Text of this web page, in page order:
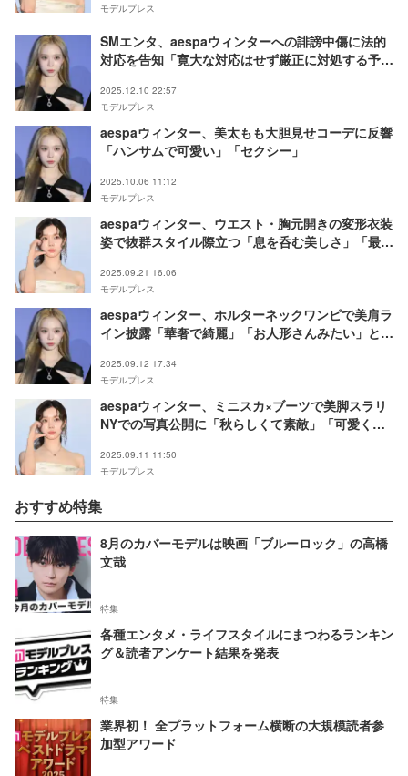
モデルプレス
SMエンタ、aespaウィンターへの誹謗中傷に法的
対応を告知「寛大な対応はせず厳正に対処する予
2025.12.10 22:57
モデルプレス
aespaウィンター、美太もも大胆見せコーデに反響
「ハンサムで可愛い」「セクシー」
2025.10.06 11:12
モデルプレス
aespaウィンター、ウエスト・胸元開きの変形衣装
姿で抜群スタイル際立つ「息を呑む美しさ」「最強
2025.09.21 16:06
モデルプレス
aespaウィンター、ホルターネックワンピで美肩ラ
イン披露「華奢で綺麗」「お人形さんみたい」と絶
2025.09.12 17:34
モデルプレス
aespaウィンター、ミニスカ×ブーツで美脚スラリ
NYでの写真公開に「秋らしくて素敵」「可愛くて
2025.09.11 11:50
モデルプレス
おすすめ特集
8月のカバーモデルは映画「ブルーロック」の高橋
文哉
特集
各種エンタメ・ライフスタイルにまつわるランキン
グ＆読者アンケート結果を発表
特集
業界初！ 全プラットフォーム横断の大規模読者参
加型アワード